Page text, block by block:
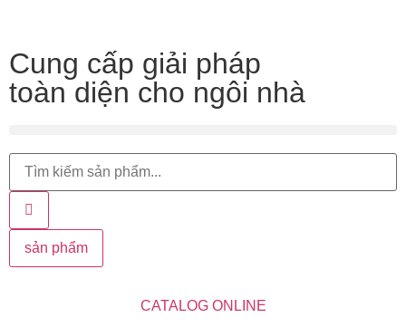
Cung cấp giải pháp
toàn diện cho ngôi nhà
sản phẩm
CATALOG ONLINE